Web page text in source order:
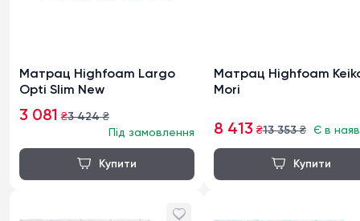
Матрац Highfoam Largo
Opti Slim New
3 081 ₴3 424₴
Під замовлення
Матрац Highfoam
Mori
8 413 ₴13 353₴ Є в